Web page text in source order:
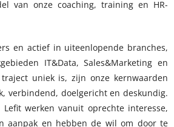
van onze coaching, training en HR-
en actief in uiteenlopende branches,
IT&Data, Sales&Marketing en
traject uniek is, zijn onze kernwaarden
verbindend, doelgericht en deskundig.
Lefit werken vanuit oprechte interesse,
aanpak en hebben de wil om door te